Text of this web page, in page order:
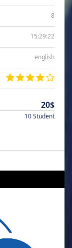
8
15:29:22
english
20$
10 Student